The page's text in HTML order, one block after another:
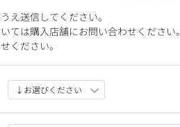
え送信してください。
は購入店舗にお問い合わせください。
ください。